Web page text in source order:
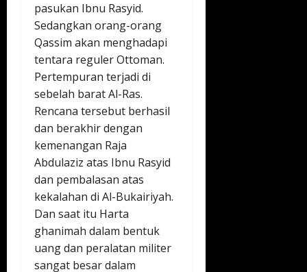
pasukan Ibnu Rasyid.
Sedangkan orang-orang
Qassim akan menghadapi
tentara reguler Ottoman.
Pertempuran terjadi di
sebelah barat Al-Ras.
Rencana tersebut berhasil
dan berakhir dengan
kemenangan Raja
Abdulaziz atas Ibnu Rasyid
dan pembalasan atas
kekalahan di Al-Bukairiyah.
Dan saat itu Harta
ghanimah dalam bentuk
uang dan peralatan militer
sangat besar dalam